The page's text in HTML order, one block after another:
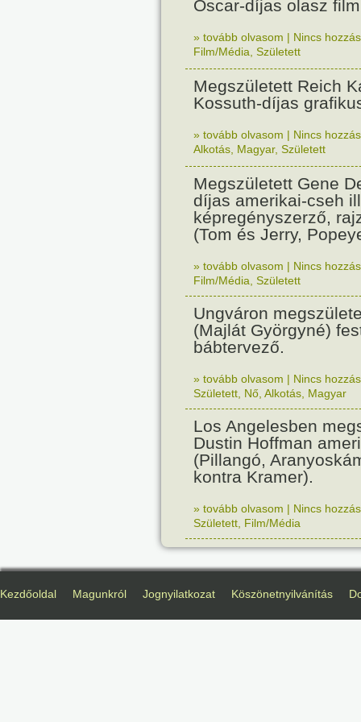
Oscar-díjas olasz
» tovább olvasom | Nincs
Film/Média Született
Megszületett Reich
Kossuth-díjas
» tovább olvasom | Nincs
Alkotás Magyar, Született
Megszületett Gene
díjas amerikai-cseh
képregényszerző,
(Tom és Jerry,
» tovább olvasom | Nincs
Film/Média Született
Ungváron
(Majlát Györgyné)
bábtervező.
» tovább olvasom | Nincs
Született Nő Alkotás Magyar
Los Angelesben
Dustin Hoffman
(Pillangó,
kontra Kramer).
» tovább olvasom | Nincs
Született Film/Média
Kezdőoldal Magunkról Jognyilatkozat Köszönetnyilvánítás